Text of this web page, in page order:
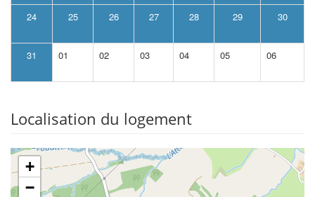
24 25 26 27 28 29 30
31 01 02 03 04 05 06
Localisation du logement
+
−